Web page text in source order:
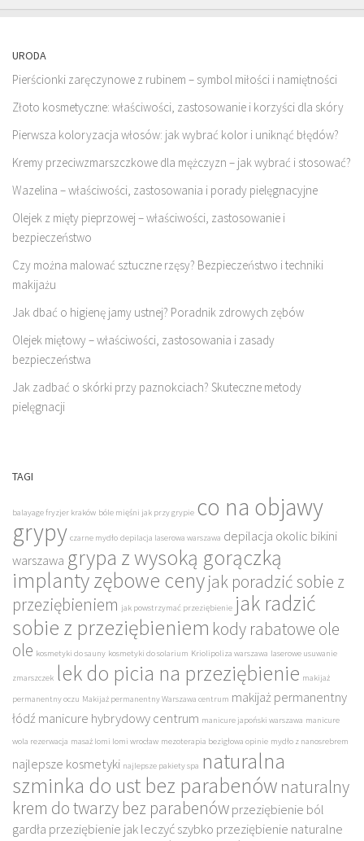
URODA
Pierścionki zaręczynowe z rubinem – symbol miłości i namiętności
Złoto kosmetyczne: właściwości, zastosowanie i korzyści dla skóry
Pierwsza koloryzacja włosów: jak wybrać kolor i uniknąć błędów?
Kremy przeciwzmarszczkowe dla mężczyzn – jak wybrać i stosować?
Wazelina – właściwości, zastosowania i porady pielęgnacyjne
Olejek z mięty pieprzowej – właściwości, zastosowanie i
bezpieczeństwo
Czy można malować sztuczne rzęsy? Bezpieczeństwo i techniki
makijażu
Jak dbać o higienę jamy ustnej? Poradnik zdrowych zębów
Olejek miętowy – właściwości, zastosowania i zasady
bezpieczeństwa
Jak zadbać o skórki przy paznokciach? Skuteczne metody
pielęgnacji
TAGI
balayage fryzjer kraków bóle mięśni jak przy grypie co na objawy
grypy czarne mydło depilacja laserowa warszawa depilacja okolic bikini
warszawa grypa z wysoką gorączką
implanty zębowe cenyjak poradzić sobie z
przeziębieniem jak powstrzymać przeziębienie jak radzić
sobie z przeziębieniem kody rabatowe ole
ole kosmetyki do sauny kosmetyki do solarium Kriolipoliza warszawa laserowe usuwanie
zmarszczek lek do picia na przeziębienie makijaż
permanentny oczu Makijaż permanentny Warszawa centrum makijaż permanentny
łódź manicure hybrydowy centrum manicure japoński warszawa manicure
wola rezerwacja masaż lomi lomi wrocław mezoterapia bezigłowa opinie mydło z nanosrebrem
najlepsze kosmetyki najlepsze pakiety spa naturalna
szminka do ust bez parabenów naturalny
krem do twarzy bez parabenówprzeziębienie ból
gardła przeziębienie jak leczyć szybko przeziębienie naturalne